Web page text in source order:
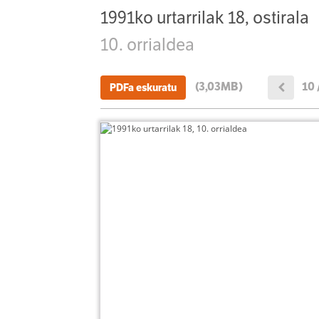
1991ko urtarrilak 18, ostirala
10. orrialdea
PDFa eskuratu (3,03MB) 10